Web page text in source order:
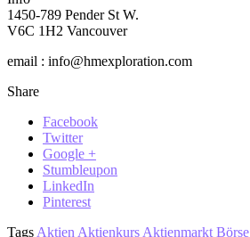
1450-789 Pender St W.
V6C 1H2 Vancouver
email : info@hmexploration.com
Share
Facebook
Twitter
Google +
Stumbleupon
LinkedIn
Pinterest
Tags Aktien Aktienkurs Aktienmarkt Börse